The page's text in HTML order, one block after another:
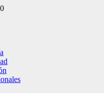
Libre y Transparente